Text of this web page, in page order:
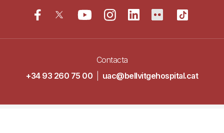
Contacta
+34 93 260 75 00
uac@bellvitgehospital.cat